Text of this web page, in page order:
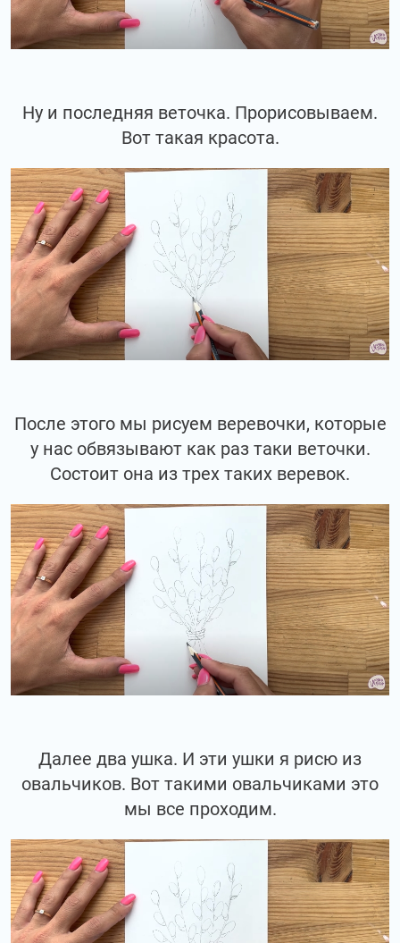
Ну и последняя веточка. Прорисовываем.
Вот такая красота.
После этого мы рисуем веревочки, которые
у нас обвязывают как раз таки веточки.
Состоит она из трех таких веревок.
Далее два ушка. И эти ушки я рисю из
овальчиков. Вот такими овальчиками это
мы все проходим.